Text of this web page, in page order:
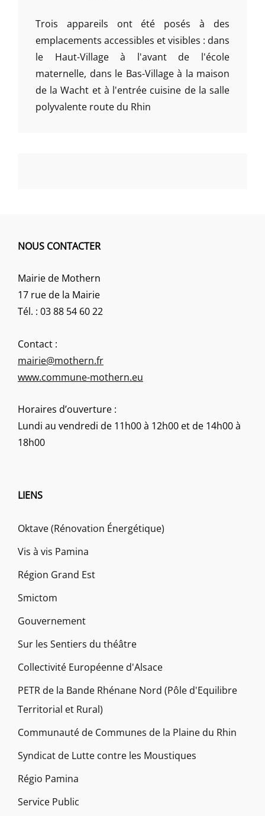
Trois appareils ont été posés à des
emplacements accessibles et visibles : dans
le Haut-Village à l'avant de l'école
maternelle, dans le Bas-Village à la maison
de la Wacht et à l'entrée cuisine de la salle
polyvalente route du Rhin
NOUS CONTACTER
Mairie de Mothern
17 rue de la Mairie
Tél. : 03 88 54 60 22
Contact :
mairie@mothern.fr
www.commune-mothern.eu
Horaires d’ouverture :
Lundi au vendredi de 11h00 à 12h00 et de 14h00 à
18h00
LIENS
Oktave (Rénovation Énergétique)
Vis à vis Pamina
Région Grand Est
Smictom
Gouvernement
Sur les Sentiers du théâtre
Collectivité Européenne d'Alsace
PETR de la Bande Rhénane Nord (Pôle d'Equilibre
Territorial et Rural)
Communauté de Communes de la Plaine du Rhin
Syndicat de Lutte contre les Moustiques
Régio Pamina
Service Public